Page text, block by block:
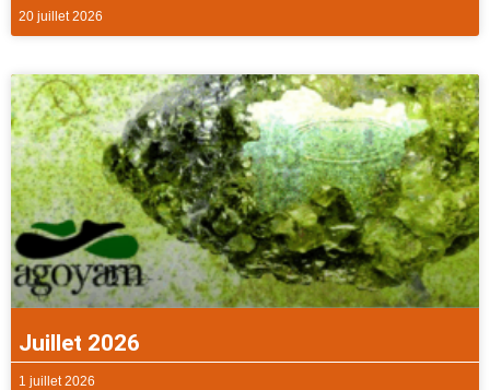
20 juillet 2026
Juillet 2026
1 juillet 2026